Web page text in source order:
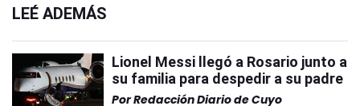
LEÉ ADEMÁS
Lionel Messi llegó a Rosario junto a
su familia para despedir a su padre
PorRedacción Diario de Cuyo